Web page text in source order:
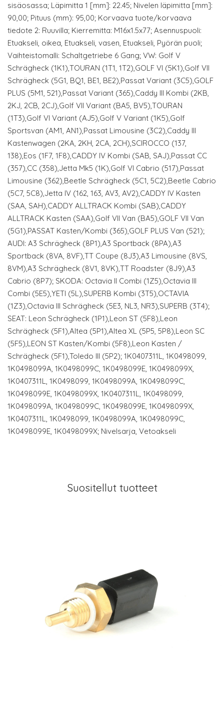
sisäosassa; Läpimitta 1 [mm]: 22.45; Nivelen läpimitta [mm]:
90,00; Pituus (mm): 95,00; Korvaava tuote/korvaava
tiedote 2: Ruuvilla; Kierremitta: M16x1.5x77; Asennuspuoli:
Etuakseli, oikea, Etuakseli, vasen, Etuakseli, Pyörän puoli;
Vaihteistomalli: Schaltgetriebe 6 Gang; VW: Golf V
Schrägheck (1K1),TOURAN (1T1, 1T2),GOLF VI (5K1),Golf VII
Schrägheck (5G1, BQ1, BE1, BE2),Passat Variant (3C5),GOLF
PLUS (5M1, 521),Passat Variant (365),Caddy III Kombi (2KB,
2KJ, 2CB, 2CJ),Golf VII Variant (BA5, BV5),TOURAN
(1T3),Golf VI Variant (AJ5),Golf V Variant (1K5),Golf
Sportsvan (AM1, AN1),Passat Limousine (3C2),Caddy III
Kastenwagen (2KA, 2KH, 2CA, 2CH),SCIROCCO (137,
138),Eos (1F7, 1F8),CADDY IV Kombi (SAB, SAJ),Passat CC
(357),CC (358),Jetta Mk5 (1K),Golf VI Cabrio (517),Passat
Limousine (362),Beetle Schrägheck (5C1, 5C2),Beetle Cabrio
(5C7, 5C8),Jetta IV (162, 163, AV3, AV2),CADDY IV Kasten
(SAA, SAH),CADDY ALLTRACK Kombi (SAB),CADDY
ALLTRACK Kasten (SAA),Golf VII Van (BA5),GOLF VII Van
(5G1),PASSAT Kasten/Kombi (365),GOLF PLUS Van (521);
AUDI: A3 Schrägheck (8P1),A3 Sportback (8PA),A3
Sportback (8VA, 8VF),TT Coupe (8J3),A3 Limousine (8VS,
8VM),A3 Schrägheck (8V1, 8VK),TT Roadster (8J9),A3
Cabrio (8P7); SKODA: Octavia II Combi (1Z5),Octavia III
Combi (5E5),YETI (5L),SUPERB Kombi (3T5),OCTAVIA
(1Z3),Octavia III Schrägheck (5E3, NL3, NR3),SUPERB (3T4);
SEAT: Leon Schrägheck (1P1),Leon ST (5F8),Leon
Schrägheck (5F1),Altea (5P1),Altea XL (5P5, 5P8),Leon SC
(5F5),LEON ST Kasten/Kombi (5F8),Leon Kasten /
Schrägheck (5F1),Toledo III (5P2); 1K0407311L, 1K0498099,
1K0498099A, 1K0498099C, 1K0498099E, 1K0498099X,
1K0407311L, 1K0498099, 1K0498099A, 1K0498099C,
1K0498099E, 1K0498099X, 1K0407311L, 1K0498099,
1K0498099A, 1K0498099C, 1K0498099E, 1K0498099X,
1K0407311L, 1K0498099, 1K0498099A, 1K0498099C,
1K0498099E, 1K0498099X; Nivelsarja, Vetoakseli
Suositellut tuotteet